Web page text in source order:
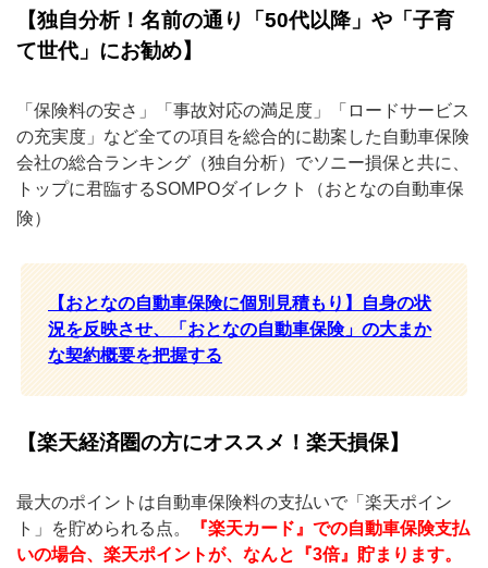
【独自分析！名前の通り「50代以降」や「子育
て世代」にお勧め】
「保険料の安さ」「事故対応の満足度」「ロードサービス
の充実度」など全ての項目を総合的に勘案した自動車保険
会社の総合ランキング（独自分析）でソニー損保と共に、
トップに君臨するSOMPOダイレクト（おとなの自動車保
険）
【おとなの自動車保険に個別見積もり】自身の状
況を反映させ、「おとなの自動車保険」の大まか
な契約概要を把握する
【楽天経済圏の方にオススメ！楽天損保】
最大のポイントは自動車保険料の支払いで「楽天ポイン
ト」を貯められる点。
『楽天カード』での自動車保険支払
いの場合、楽天ポイントが、なんと『3倍』貯まります。